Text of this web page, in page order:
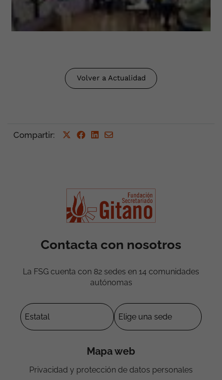
Volver a Actualidad
Compartir:
Contacta con nosotros
La FSG cuenta con 82 sedes en 14 comunidades
autónomas
Mapa web
Privacidad y protección de datos personales